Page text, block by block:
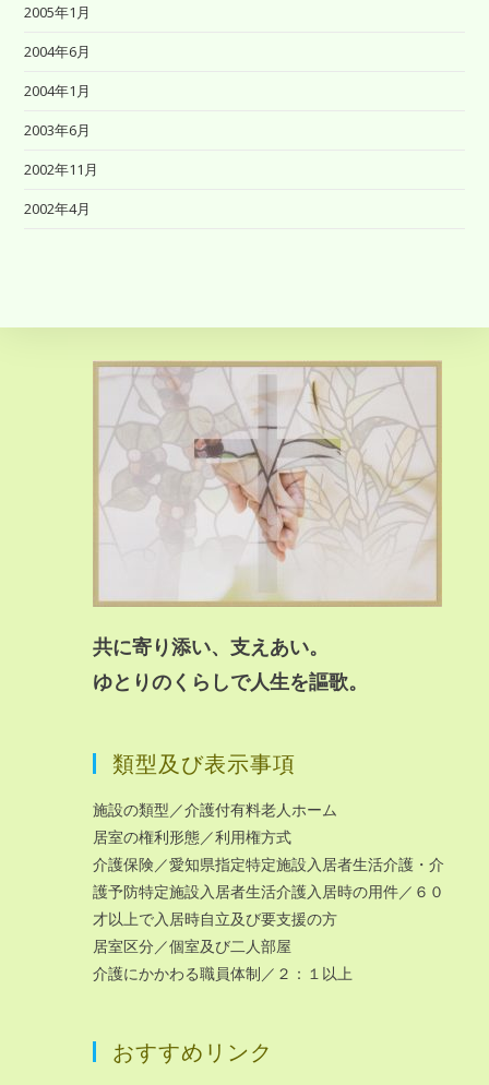
2005年1月
2004年6月
2004年1月
2003年6月
2002年11月
2002年4月
共に寄り添い、支えあい。
ゆとりのくらしで人生を謳歌。
類型及び表示事項
施設の類型／介護付有料老人ホーム
居室の権利形態／利用権方式
介護保険／愛知県指定特定施設入居者生活介護・介
護予防特定施設入居者生活介護入居時の用件／６０
才以上で入居時自立及び要支援の方
居室区分／個室及び二人部屋
介護にかかわる職員体制／２：１以上
おすすめリンク